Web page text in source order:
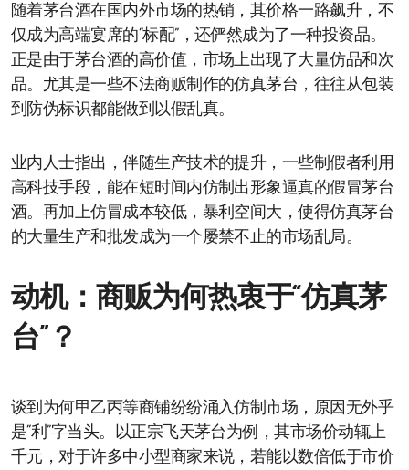
随着茅台酒在国内外市场的热销，其价格一路飙升，不
仅成为高端宴席的“标配”，还俨然成为了一种投资品。
正是由于茅台酒的高价值，市场上出现了大量仿品和次
品。尤其是一些不法商贩制作的仿真茅台，往往从包装
到防伪标识都能做到以假乱真。
业内人士指出，伴随生产技术的提升，一些制假者利用
高科技手段，能在短时间内仿制出形象逼真的假冒茅台
酒。再加上仿冒成本较低，暴利空间大，使得仿真茅台
的大量生产和批发成为一个屡禁不止的市场乱局。
动机：商贩为何热衷于“仿真茅
台”？
谈到为何甲乙丙等商铺纷纷涌入仿制市场，原因无外乎
是“利”字当头。以正宗飞天茅台为例，其市场价动辄上
千元，对于许多中小型商家来说，若能以数倍低于市价